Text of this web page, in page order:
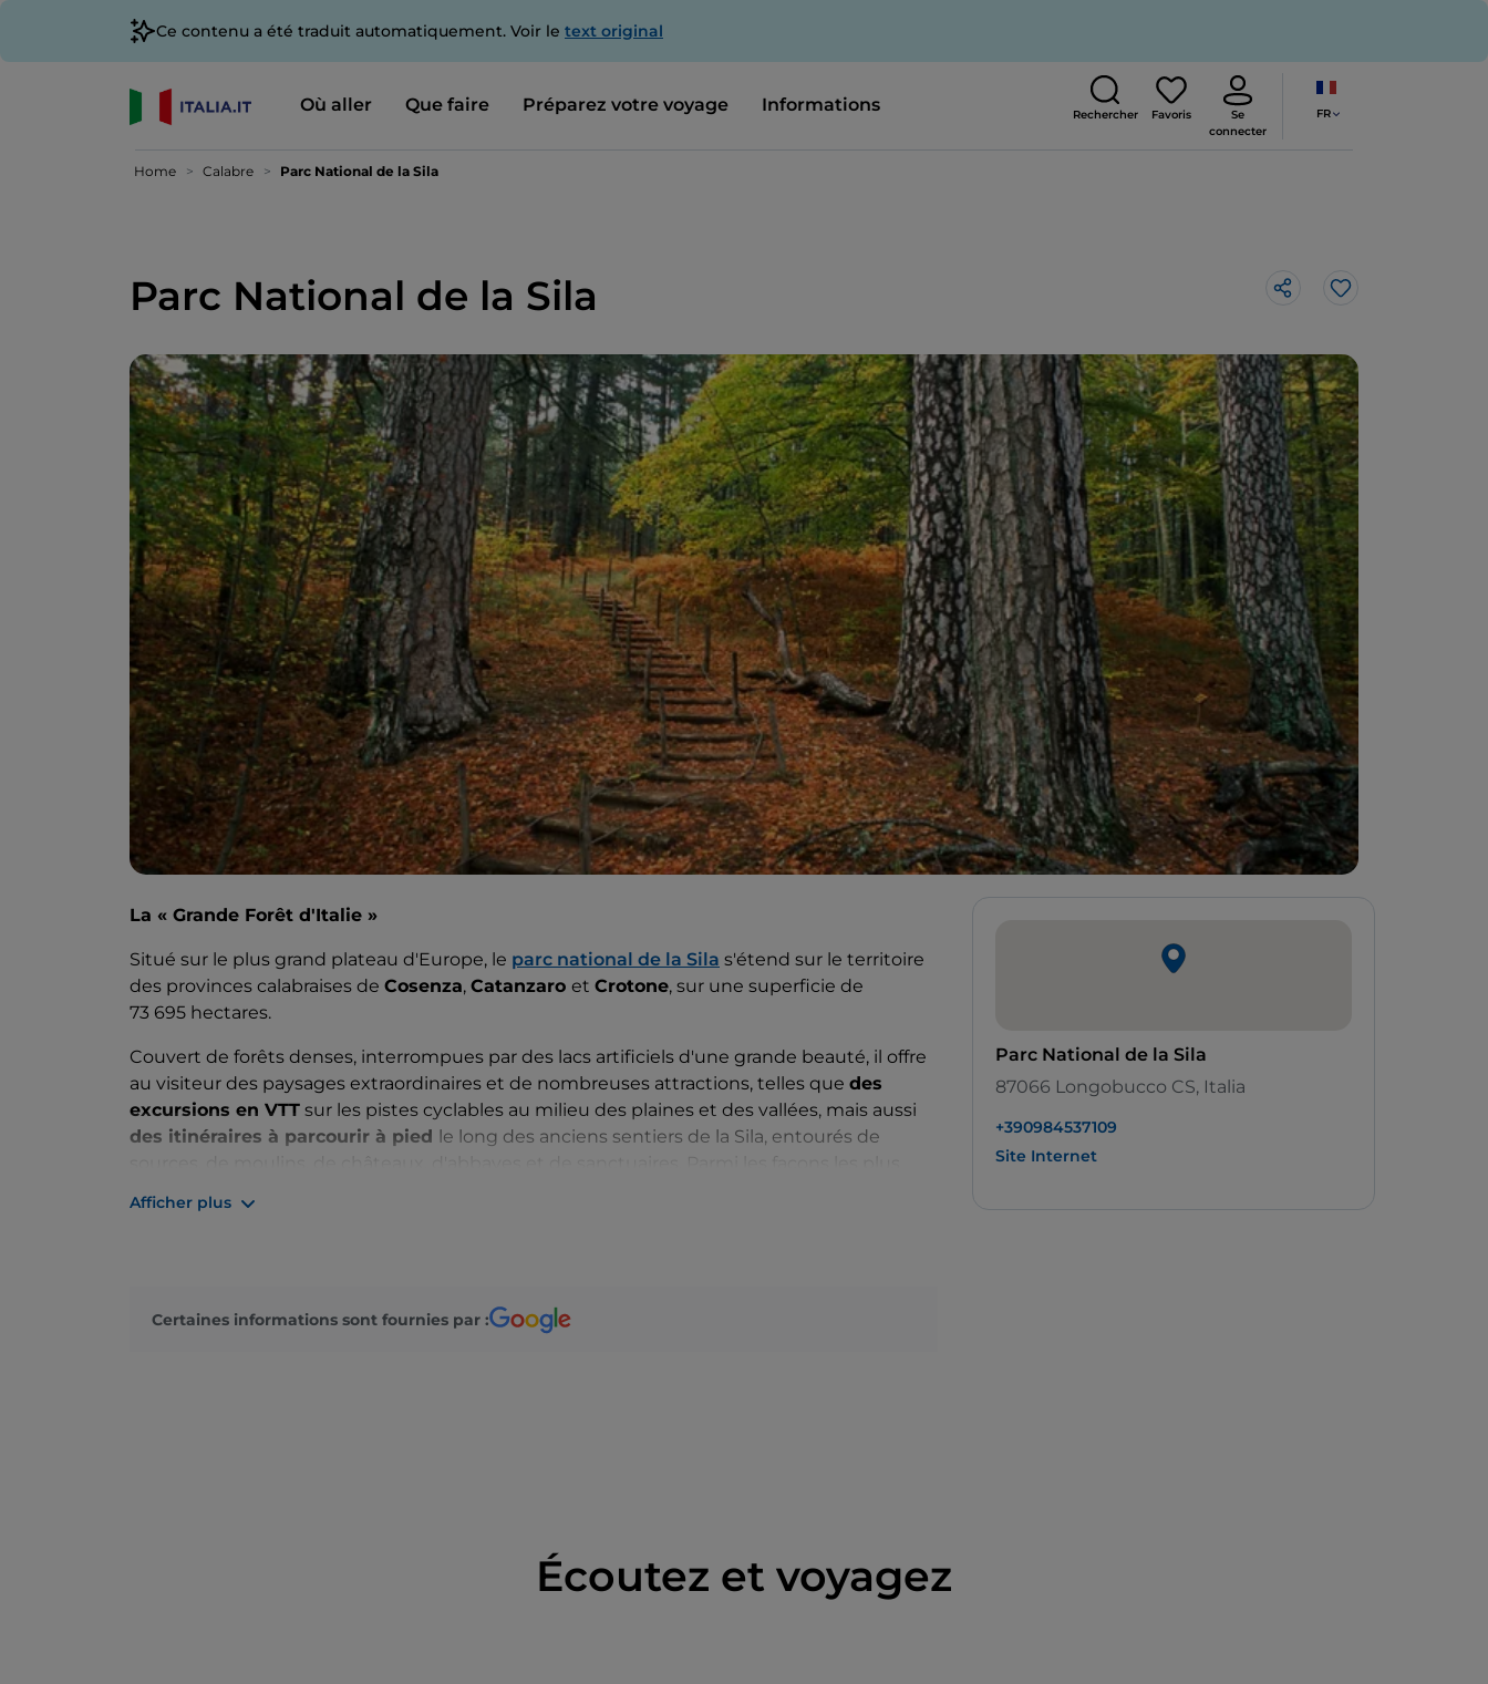
Ce contenu a été traduit automatiquement. Voir le text original
Où aller Que faire Préparez votre voyage Informations Rechercher Favoris
Se
connecter
FR
Home Calabre Parc National de la Sila
Parc National de la Sila J’aime
La « Grande Forêt d'Italie »
Situé sur le plus grand plateau d'Europe, le parc national de la Sila s'étend sur le territoire
des provinces calabraises de Cosenza, Catanzaro et Crotone, sur une superficie de
73 695 hectares.
Couvert de forêts denses, interrompues par des lacs artificiels d'une grande beauté, il offre
au visiteur des paysages extraordinaires et de nombreuses attractions, telles que des
excursions en VTT sur les pistes cyclables au milieu des plaines et des vallées, mais aussi
des itinéraires à parcourir à pied
le long des anciens sentiers de la Sila, entourés de
intéressants, depuis les
Lorsque la neige tombe, les amateurs deski de fond
Afficher plus
Certaines informations sont fournies par :
Parc National de la Sila
87066 Longobucco CS, Italia
+390984537109
Site Internet
Écoutez et voyagez